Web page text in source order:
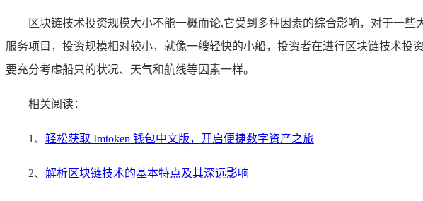
区块链技术投资规模大小不能一概而论,它受到多种因素的综合影响，对于一
服务项目，投资规模相对较小，就像一艘轻快的小船，投资者在进行区块链技术
要充分考虑船只的状况、天气和航线等因素一样。
相关阅读：
1、 轻松获取 Imtoken 钱包中文版，开启便捷数字资产之旅
2、 解析区块链技术的基本特点及其深远影响